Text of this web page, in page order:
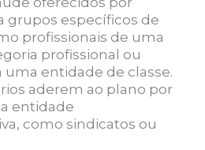
grupos específicos de
profissionais de uma
profissional ou
uma entidade de classe.
aderem ao plano por
entidade
como sindicatos ou